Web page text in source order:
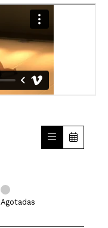
Agotadas